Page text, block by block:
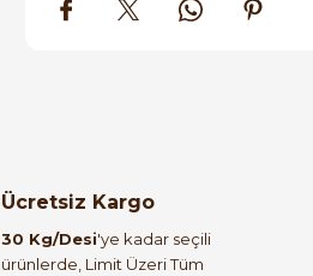
Ücretsiz Kargo
30 Kg/Desi'ye kadar seçili
ürünlerde, Limit Üzeri Tüm